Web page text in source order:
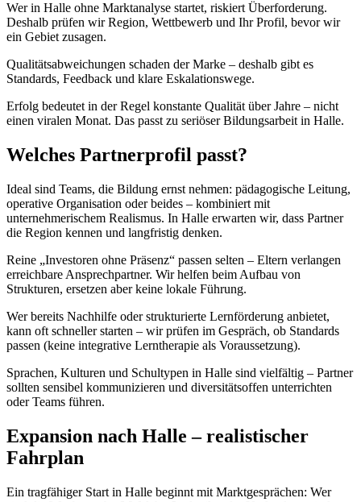
Wer in Halle ohne Marktanalyse startet, riskiert Überforderung.
Deshalb prüfen wir Region, Wettbewerb und Ihr Profil, bevor wir
ein Gebiet zusagen.
Qualitätsabweichungen schaden der Marke – deshalb gibt es
Standards, Feedback und klare Eskalationswege.
Erfolg bedeutet in der Regel konstante Qualität über Jahre – nicht
einen viralen Monat. Das passt zu seriöser Bildungsarbeit in Halle.
Welches Partnerprofil passt?
Ideal sind Teams, die Bildung ernst nehmen: pädagogische Leitung,
operative Organisation oder beides – kombiniert mit
unternehmerischem Realismus. In Halle erwarten wir, dass Partner
die Region kennen und langfristig denken.
Reine „Investoren ohne Präsenz“ passen selten – Eltern verlangen
erreichbare Ansprechpartner. Wir helfen beim Aufbau von
Strukturen, ersetzen aber keine lokale Führung.
Wer bereits Nachhilfe oder strukturierte Lernförderung anbietet,
kann oft schneller starten – wir prüfen im Gespräch, ob Standards
passen (keine integrative Lerntherapie als Voraussetzung).
Sprachen, Kulturen und Schultypen in Halle sind vielfältig – Partner
sollten sensibel kommunizieren und diversitätsoffen unterrichten
oder Teams führen.
Expansion nach Halle – realistischer
Fahrplan
Ein tragfähiger Start in Halle beginnt mit Marktgesprächen: Wer